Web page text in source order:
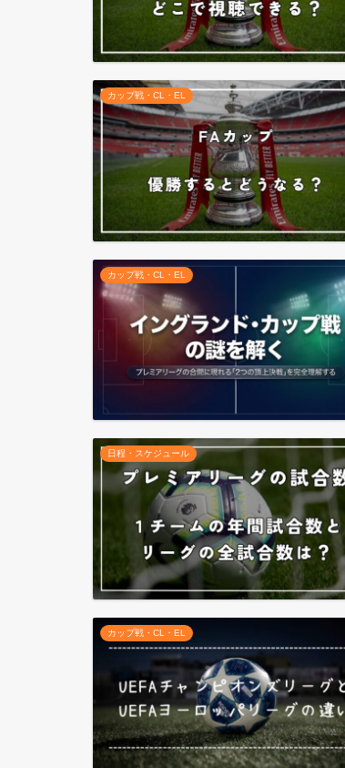
カップ戦・CL・EL
カップ戦・CL・EL
日程・スケジュール
カップ戦・CL・EL